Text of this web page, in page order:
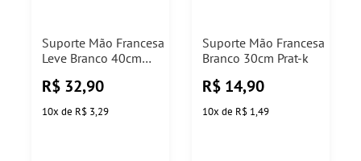
Suporte Mão Francesa
Leve Branco 40cm
R$ 32,90
10x de R$ 3,29
Suporte Mão Francesa
Branco 30cm Prat-k
R$ 14,90
10x de R$ 1,49